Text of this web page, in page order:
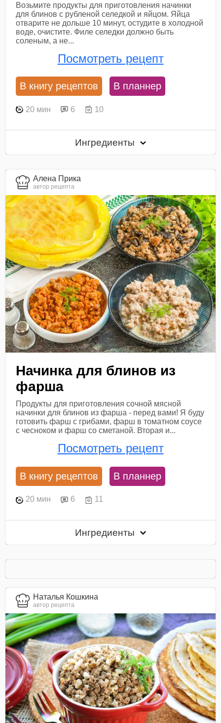
Возьмите продукты для приготовления начинки
для блинов с рубленой селедкой и яйцом. Яйца
отварите не дольше 10 минут, остудите в холодной
воде, очистите. Филе селедки должно быть
соленым, а не...
Посмотреть рецепт
В книгу рецептов В планнер
20 мин 6 10
Ингредиенты
Алена Прика
автор рецепта
Начинка для блинов из
фарша
Продукты для приготовления сочной мясной
начинки для блинов из фарша - перед вами! Я буду
готовить фарш с грибами, фарш в томатном соусе
с чесноком и фарш со сметаной. Вторая и...
Посмотреть рецепт
В книгу рецептов В планнер
20 мин 6 11
Ингредиенты
Наталья Кошкина
автор рецепта